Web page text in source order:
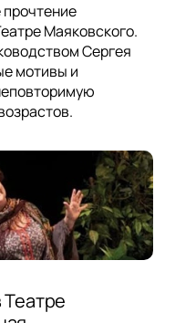
Маяковского.
Сергея
мотивы и